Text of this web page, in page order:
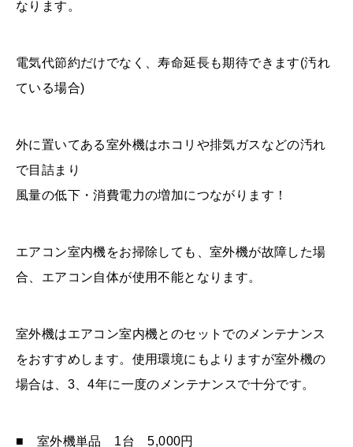
なります。
電気代節約だけでなく、寿命延長も期待できます(汚れ
ている場合)
外に置いてある室外機はホコリや排気ガスなどの汚れ
で目詰まり
風量の低下・消費電力の増加につながります！
エアコン室内機をお掃除しても、室外機が故障した場
合、エアコン自体が使用不能となります。
室外機はエアコン室内機とのセットでのメンテナンス
をおすすめします。使用環境にもよりますが室外機の
場合は、3、4年に一度のメンテナンスで十分です。
■ 室外機単品 1台 5,000円